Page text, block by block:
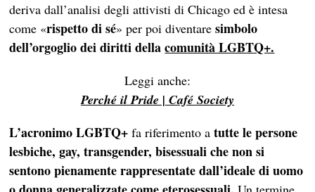
deriva dall’analisi degli attivisti di Chicago ed è intesa
come «rispetto di sé» per poi diventaresimbolo
dell’orgoglio dei diritti dellacomunità LGBTQ+.
Leggi anche:
Perché il Pride | Café Society
L’acronimo LGBTQ+ fa riferimento atutte le persone
lesbiche, gay, transgender, bisessuali che non si
sentono pienamente rappresentate dall’ideale di uomo